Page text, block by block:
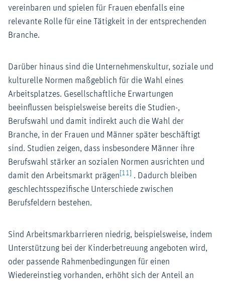
vereinbaren und spielen für Frauen ebenfalls eine
relevante Rolle für eine Tätigkeit in der entsprechenden
Branche.
Darüber hinaus sind die Unternehmenskultur, soziale und
kulturelle Normen maßgeblich für die Wahl eines
Arbeitsplatzes. Gesellschaftliche Erwartungen
beeinflussen beispielsweise bereits die Studien-,
Berufswahl und damit indirekt auch die Wahl der
Branche, in der Frauen und Männer später beschäftigt
sind. Studien zeigen, dass insbesondere Männer ihre
Berufswahl stärker an sozialen Normen ausrichten und
damit den Arbeitsmarkt prägen [11] . Dadurch bleiben
geschlechtsspezifische Unterschiede zwischen
Berufsfeldern bestehen.
Sind Arbeitsmarkbarrieren niedrig, beispielsweise, indem
Unterstützung bei der Kinderbetreuung angeboten wird,
oder passende Rahmenbedingungen für einen
Wiedereinstieg vorhanden, erhöht sich der Anteil an